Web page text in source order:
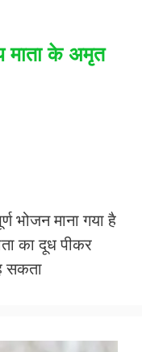
माता के अमृत
भोजन माना गया है
का दूध पीकर
सकता